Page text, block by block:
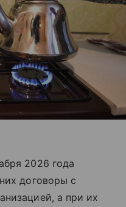
2026 года
договоры с
а при их